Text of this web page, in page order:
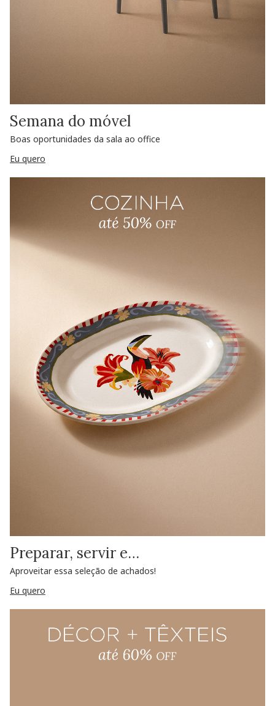
Semana do móvel
Boas oportunidades da sala ao office
Eu quero
Preparar, servir e…
Aproveitar essa seleção de achados!
Eu quero